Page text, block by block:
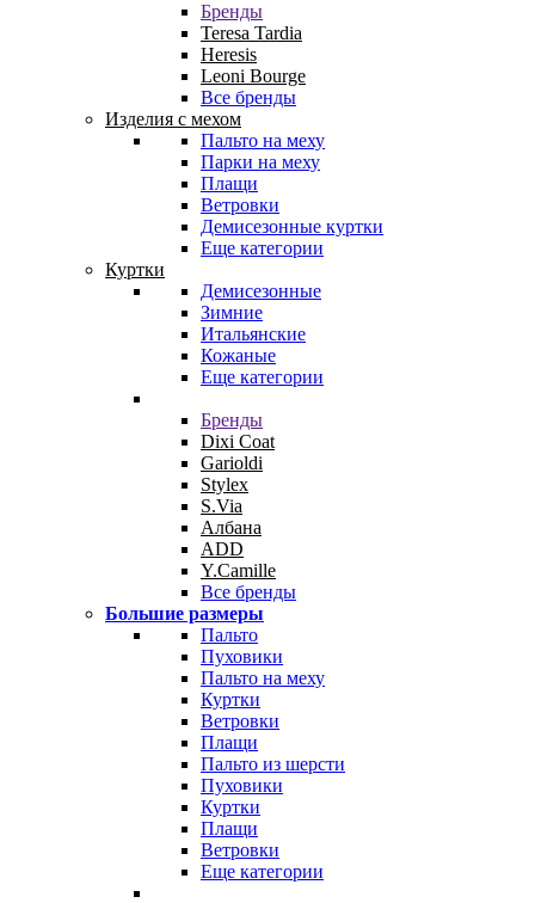
Бренды
Teresa Tardia
Heresis
Leoni Bourge
Все бренды
Изделия с мехом
Пальто на меху
Парки на меху
Плащи
Ветровки
Демисезонные куртки
Еще категории
Куртки
Демисезонные
Зимние
Итальянские
Кожаные
Еще категории
Бренды
Dixi Coat
Garioldi
Stylex
S.Via
Албана
ADD
Y.Camille
Все бренды
Большие размеры
Пальто
Пуховики
Пальто на меху
Куртки
Ветровки
Плащи
Пальто из шерсти
Пуховики
Куртки
Плащи
Ветровки
Еще категории